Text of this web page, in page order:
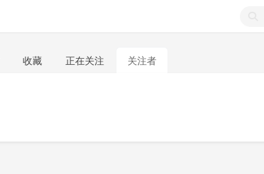
收藏 正在关注 关注者